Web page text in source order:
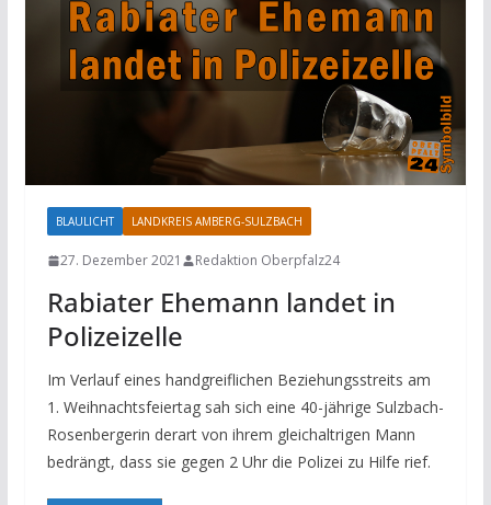
BLAULICHT LANDKREIS AMBERG-SULZBACH
27. Dezember 2021 Redaktion Oberpfalz24
Rabiater Ehemann landet in
Polizeizelle
Im Verlauf eines handgreiflichen Beziehungsstreits am
1. Weihnachtsfeiertag sah sich eine 40-jährige Sulzbach-
Rosenbergerin derart von ihrem gleichaltrigen Mann
bedrängt, dass sie gegen 2 Uhr die Polizei zu Hilfe rief.